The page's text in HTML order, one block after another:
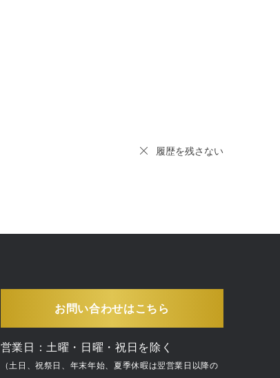
履歴を残さない
お問い合わせはこちら
営業日：土曜・日曜・祝日を除く
（土日、祝祭日、年末年始、夏季休暇は翌営業日以降の